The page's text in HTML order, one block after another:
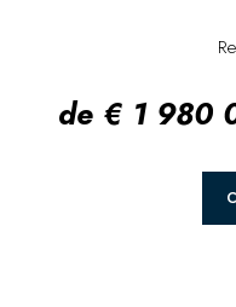
de € 1 980